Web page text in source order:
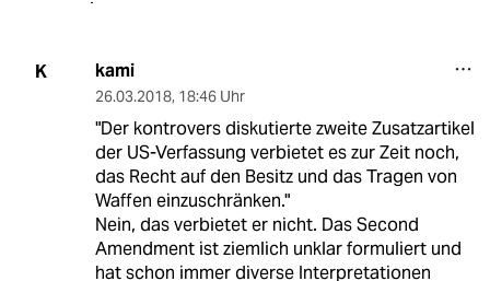
K kami
26.03.2018, 18:46 Uhr
"Der kontrovers diskutierte zweite Zusatzartikel
der US-Verfassung verbietet es zur Zeit noch,
das Recht auf den Besitz und das Tragen von
Waffen einzuschränken."
Nein, das verbietet er nicht. Das Second
Amendment ist ziemlich unklar formuliert und
hat schon immer diverse Interpretationen